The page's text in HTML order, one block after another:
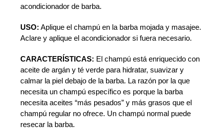
acondicionador de barba.
USO: Aplique el champú en la barba mojada y masajee.
Aclare y aplique el acondicionador si fuera necesario.
CARACTERÍSTICAS: El champú está enriquecido con
aceite de argán y té verde para hidratar, suavizar y
calmar la piel debajo de la barba. La razón por la que
necesita un champú específico es porque la barba
necesita aceites “más pesados” y más grasos que el
champú regular no ofrece. Un champú normal puede
resecar la barba.